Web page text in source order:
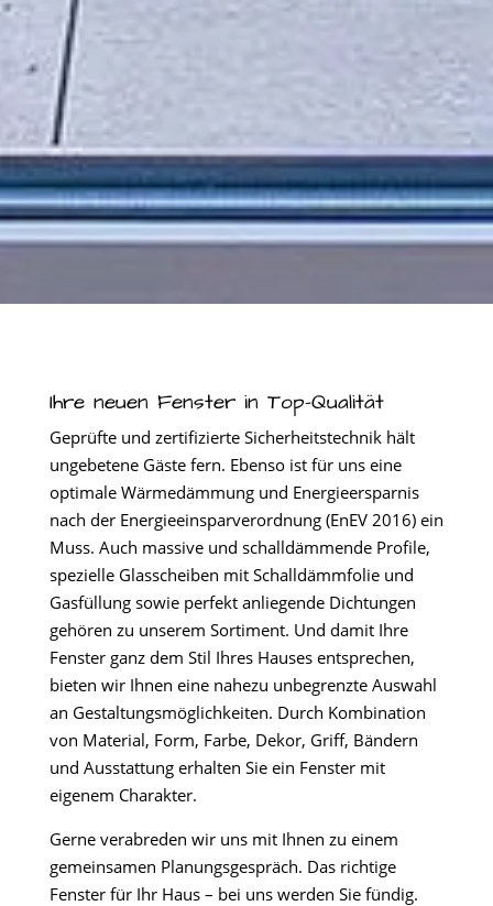
Ihre neuen Fenster in Top-Qualität
Geprüfte und zertifizierte Sicherheitstechnik hält
ungebetene Gäste fern. Ebenso ist für uns eine
optimale Wärmedämmung und Energieersparnis
nach der Energieeinsparverordnung (EnEV 2016) ein
Muss. Auch massive und schalldämmende Profile,
spezielle Glasscheiben mit Schalldämmfolie und
Gasfüllung sowie perfekt anliegende Dichtungen
gehören zu unserem Sortiment. Und damit Ihre
Fenster ganz dem Stil Ihres Hauses entsprechen,
bieten wir Ihnen eine nahezu unbegrenzte Auswahl
an Gestaltungsmöglichkeiten. Durch Kombination
von Material, Form, Farbe, Dekor, Griff, Bändern
und Ausstattung erhalten Sie ein Fenster mit
eigenem Charakter.
Gerne verabreden wir uns mit Ihnen zu einem
gemeinsamen Planungsgespräch. Das richtige
Fenster für Ihr Haus – bei uns werden Sie fündig.